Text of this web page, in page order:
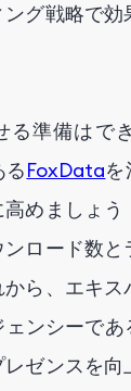
グ戦略で
る準備はで
るFoxDataを
めましょ
ロード数と
から、エキ
ンシーであ
ゼンスを